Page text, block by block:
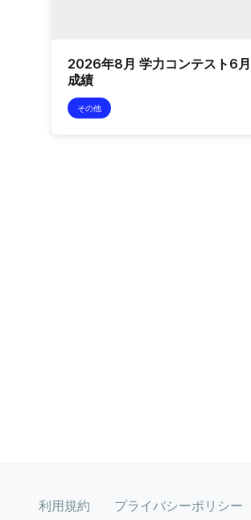
2026年8月 学力コンテスト6
成績
その他
利用規約 プライバシーポリシー